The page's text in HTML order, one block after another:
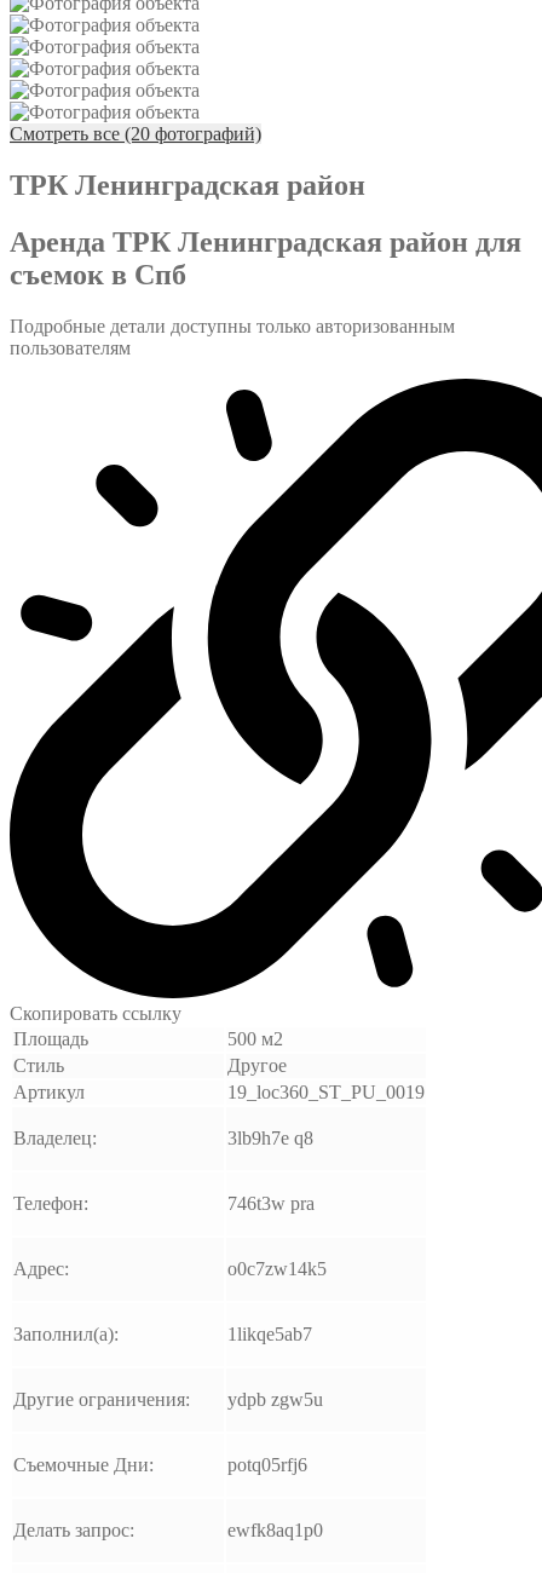
Смотреть все (20 фотографий)
ТРК Ленинградская район
Аренда ТРК Ленинградская район для
съемок в Спб
Подробные детали доступны только авторизованным
пользователям
Скопировать ссылку
Площадь
500 м2
Стиль
Другое
Артикул
19_loc360_ST_PU_0019
Владелец: 3lb9h7e q8
Телефон: 746t3w pra
Адрес: o0c7zw14k5
Заполнил(а): 1likqe5ab7
Другие ограничения: ydpb zgw5u
Съемочные Дни: potq05rfj6
Делать запрос: ewfk8aq1p0